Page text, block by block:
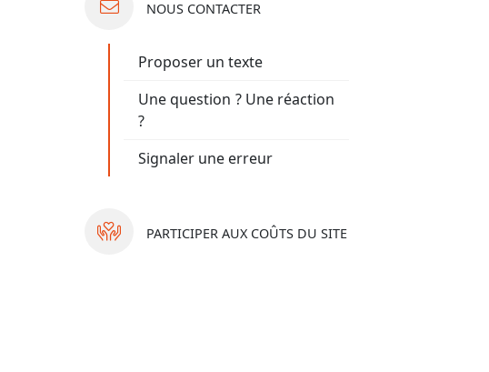
NOUS CONTACTER
Proposer un texte
Une question ? Une réaction
?
Signaler une erreur
PARTICIPER AUX COÛTS DU SITE